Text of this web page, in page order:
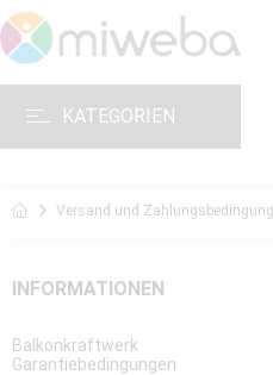
KATEGORIEN
Versand und
INFORMATIONEN
Balkonkraftwerk
Garantiebedingungen